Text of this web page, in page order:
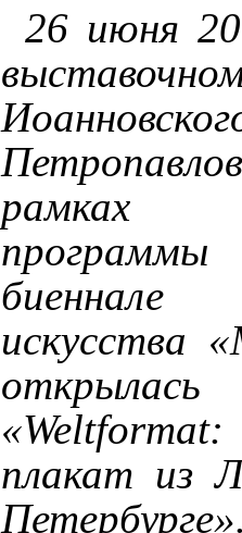
26 июня
рамках
биеннале
искусства
плакат из